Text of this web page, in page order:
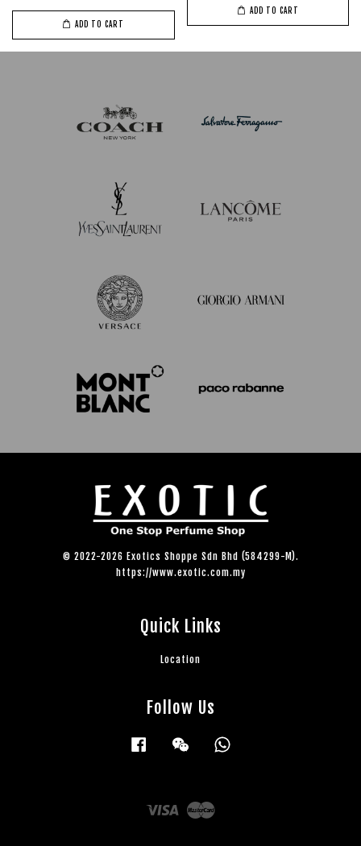
ADD TO CART
ADD TO CART
© 2022-2026 Exotics Shoppe Sdn Bhd (584299-M).
https://www.exotic.com.my
Quick Links
Location
Follow Us
Facebook Wechat
Visa